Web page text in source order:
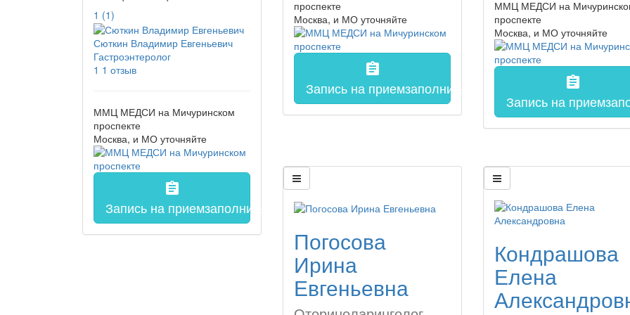
1 (1)
Сюткин Владимир Евгеньевич
Гастроэнтеролог
1 1 отзыв
ММЦ МЕДСИ на Мичуринском
проспекте
Москва, и МО уточняйте
assignment
Запись на приемзаполнить форму онлайн
проспекте
Москва, и МО уточняйте
assignment
Запись на приемзаполнить форму онлайн
ММЦ МЕДСИ на
проспекте
Москва, и МО уточняйте
assignment
Запись на прием
Погосова
Ирина
Евгеньевна
Кондрашова
Елена